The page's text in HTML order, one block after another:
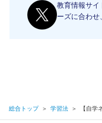
教育情報サイ
ーズに合わせ
総合トップ ＞ 学習法 ＞ 【自学